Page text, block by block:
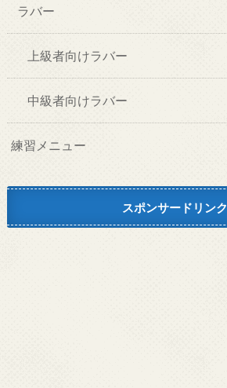
ラバー
上級者向けラバー
中級者向けラバー
練習メニュー
スポンサードリンク